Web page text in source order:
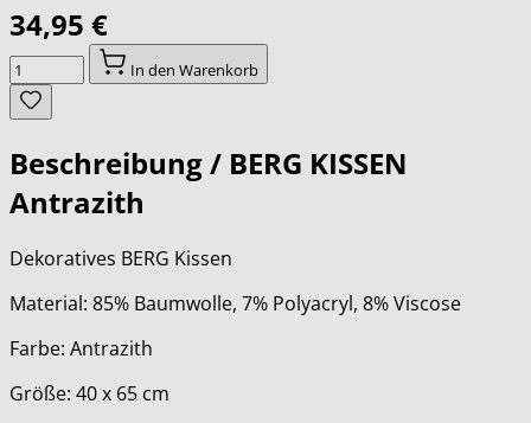
34,95 €
Menge
In den Warenkorb
Beschreibung / BERG KISSEN
Antrazith
Dekoratives BERG Kissen
Material: 85% Baumwolle, 7% Polyacryl, 8% Viscose
Farbe: Antrazith
Größe: 40 x 65 cm